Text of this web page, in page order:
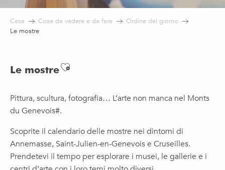
Casa Cose da vedere e da fare
Ordine del giorno
Le mostre
Le mostreAjouter aux favoris
Pittura, scultura, fotografia… L’arte non manca nel Monts
du Genevois#.
Scoprite il calendario delle mostre nei dintorni di
Annemasse, Saint-Julien-en-Genevois e Cruseilles.
Prendetevi il tempo per esplorare i musei, le gallerie e i